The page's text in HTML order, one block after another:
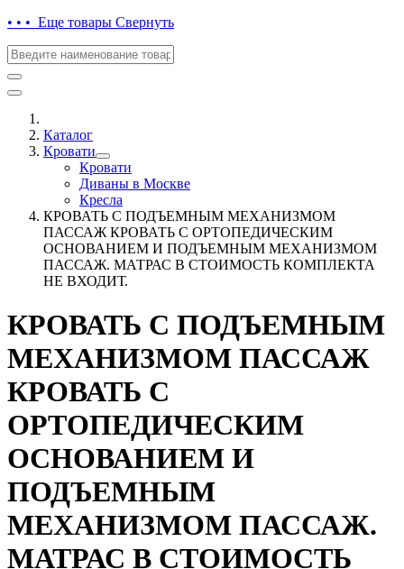
• • • Еще товары Свернуть
Каталог
Кровати
Кровати
Диваны в Москве
Кресла
КРОВАТЬ С ПОДЪЕМНЫМ МЕХАНИЗМОМ
ПАССАЖ КРОВАТЬ С ОРТОПЕДИЧЕСКИМ
ОСНОВАНИЕМ И ПОДЪЕМНЫМ МЕХАНИЗМОМ
ПАССАЖ. МАТРАС В СТОИМОСТЬ КОМПЛЕКТА
НЕ ВХОДИТ.
КРОВАТЬ С ПОДЪЕМНЫМ
МЕХАНИЗМОМ ПАССАЖ
КРОВАТЬ С
ОРТОПЕДИЧЕСКИМ
ОСНОВАНИЕМ И
ПОДЪЕМНЫМ
МЕХАНИЗМОМ ПАССАЖ.
МАТРАС В СТОИМОСТЬ